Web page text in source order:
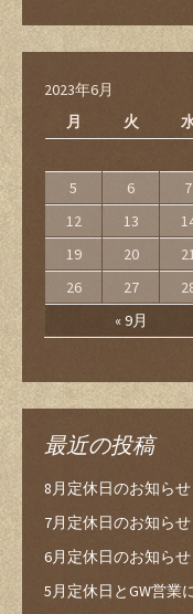
2023年6月
月
火
« 9月
5
6 7
12
13
19
20
26
27
最近の投稿
8月定休日のお知らせ
7月定休日のお知らせ
6月定休日のお知らせ
5月定休日とGW営業